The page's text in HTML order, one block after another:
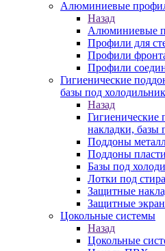
Алюминиевые
Назад
Алюминиевые
Профили для
Профили
Профили
Гигиенические
базы под холодильник
Назад
накладки, базы
Поддоны
Поддоны
Базы под
Лотки под
Защитные
Защитные
Цокольные системы
Назад
Цокольные